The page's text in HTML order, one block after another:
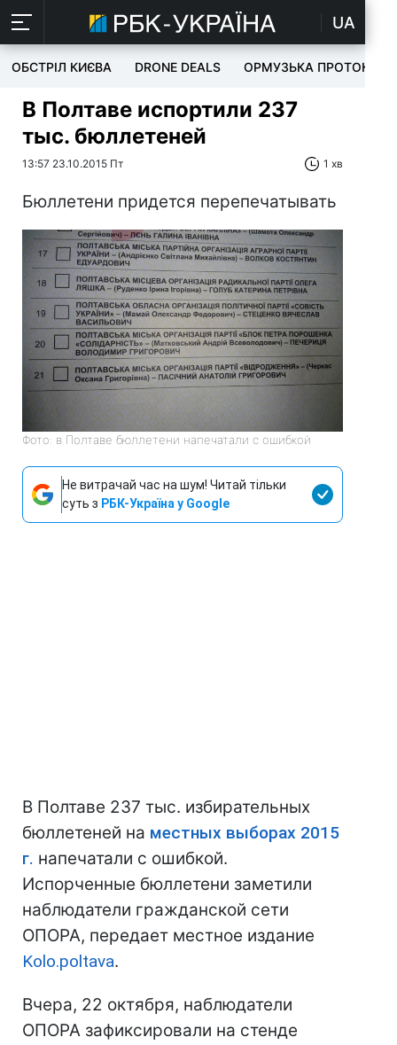
UA
ОБСТРІЛ КИЄВА DRONE DEALS ОРМУЗЬКА ПРОТОКА
В Полтаве испортили 237
тыс. бюллетеней
13:57 23.10.2015 Пт 1 хв
Бюллетени придется перепечатывать
Фото: в Полтаве бюллетени напечатали с ошибкой
Не витрачай час на шум! Читай тільки
суть з РБК-Україна у Google
В Полтаве 237 тыс. избирательных
бюллетеней на местных выборах 2015
г. напечатали с ошибкой.
Испорченные бюллетени заметили
наблюдатели гражданской сети
ОПОРА, передает местное издание
Kolo.poltava.
Вчера, 22 октября, наблюдатели
ОПОРА зафиксировали на стенде